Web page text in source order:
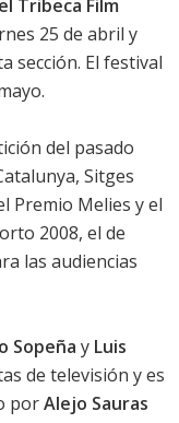
Tribeca Film
25 de abril y
sección. El festival
del pasado
Sitges
Premio Melies y el
2008, el de
las audiencias
Sopeña y Luis
de televisión y es
porAlejo Sauras